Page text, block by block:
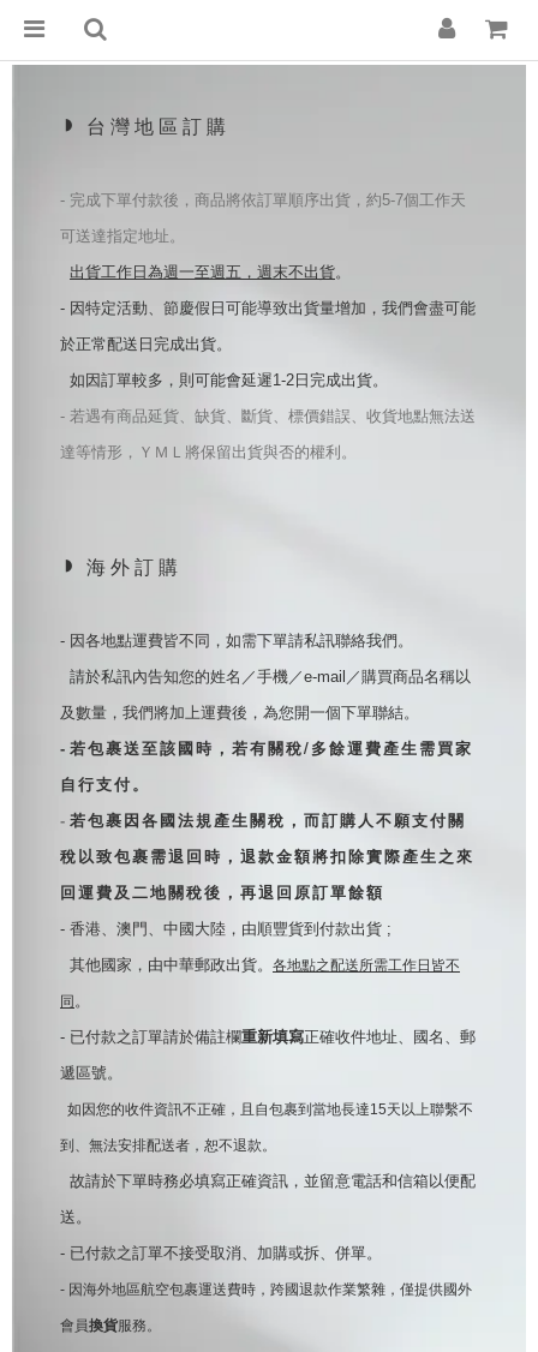
◗ 台 灣 地 區 訂 購
- 完成下單付款後，商品將依訂單順序出貨，約5-7個工作天
可送達指定地址。
出貨工作日為週一至週五，週末不出貨。
- 因特定活動、節慶假日可能導致出貨量增加，我們會盡可能
於正常配送日完成出貨。
  如因訂單較多，則可能會延遲1-2日完成出貨。
- 若遇有商品延貨、缺貨、斷貨、標價錯誤、收貨地點無法送
達等情形，ＹＭＬ將保留出貨與否的權利。
◗ 海 外 訂 購
- 因各地點運費皆不同，如需下單請私訊聯絡我們。
及數量，我們將加上運費後，為您開一個下單聯結。
- 若包裹送至該國時，若有關稅/多餘運費產生需買家
自行支付。
- 若包裹因各國法規產生關稅，而訂購人不願支付關
稅以致包裹需退回時，退款金額將扣除實際產生之來
回運費及二地關稅後，再退回原訂單餘額
- 香港、澳門、中國大陸，由順豐貨到付款出貨 ;
  其他國家，由中華郵政出貨。
各地點之配送所需工作日皆不
同 。
- 已付款之訂單請於備註欄重新填寫正確收件地址、國名、郵
遞區號。
到、無法安排配送者， 恕不退款。
送。
- 已付款之訂單不接受取消、加購或拆、併單。
- 因海外地區航空包裹運送費時，跨國退款作業繁雜，僅提供國外
會員換貨服務。